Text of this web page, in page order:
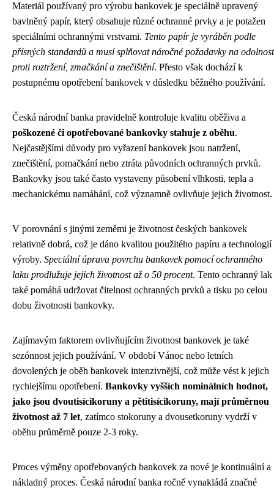
Materiál používaný pro výrobu bankovek je speciálně upravený
bavlněný papír, který obsahuje různé ochranné prvky a je potažen
speciálními ochrannými vrstvami. Tento papír je vyráběn podle
přísných standardů a musí splňovat náročné požadavky na odolnost
proti roztržení, zmačkání a znečištění. Přesto však dochází k
postupnému opotřebení bankovek v důsledku běžného používání.
Česká národní banka pravidelně kontroluje kvalitu oběživa a
poškozené či opotřebované bankovky stahuje z oběhu.
Nejčastějšími důvody pro vyřazení bankovek jsou natržení,
znečištění, pomačkání nebo ztráta původních ochranných prvků.
Bankovky jsou také často vystaveny působení vlhkosti, tepla a
mechanickému namáhání, což významně ovlivňuje jejich životnost.
V porovnání s jinými zeměmi je životnost českých bankovek
relativně dobrá, což je dáno kvalitou použitého papíru a technologií
výroby. Speciální úprava povrchu bankovek pomocí ochranného
laku prodlužuje jejich životnost až o 50 procent. Tento ochranný lak
také pomáhá udržovat čitelnost ochranných prvků a tisku po celou
dobu životnosti bankovky.
Zajímavým faktorem ovlivňujícím životnost bankovek je také
sezónnost jejich používání. V období Vánoc nebo letních
dovolených je oběh bankovek intenzivnější, což může vést k jejich
rychlejšímu opotřebení. Bankovky vyšších nominálních hodnot,
jako jsou dvoutisícikoruny a pětitisícikoruny, mají průměrnou
životnost až 7 let, zatímco stokoruny a dvousetkoruny vydrží v
oběhu průměrně pouze 2-3 roky.
Proces výměny opotřebovaných bankovek za nové je kontinuální a
nákladný proces. Česká národní banka ročně vynakládá značné